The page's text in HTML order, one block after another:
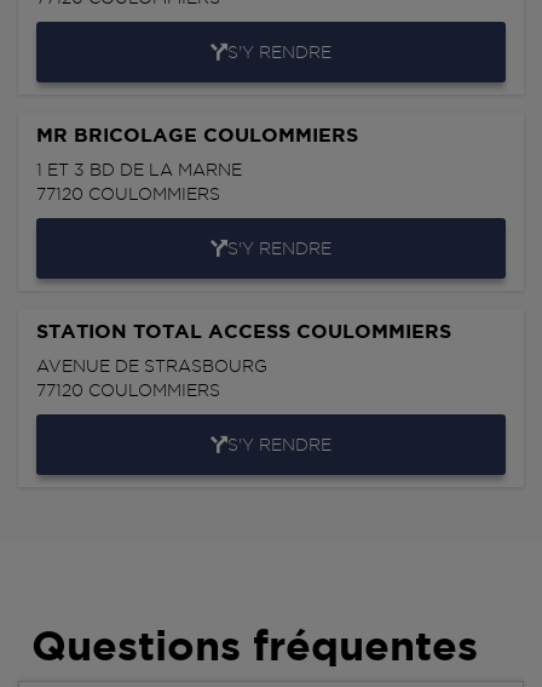
S'Y RENDRE
MR BRICOLAGE COULOMMIERS
1 ET 3 BD DE LA MARNE
77120 COULOMMIERS
S'Y RENDRE
STATION TOTAL ACCESS COULOMMIERS
AVENUE DE STRASBOURG
77120 COULOMMIERS
S'Y RENDRE
Questions fréquentes